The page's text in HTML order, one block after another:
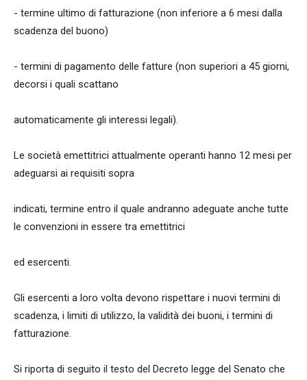
- termine ultimo di fatturazione (non inferiore a 6 mesi dalla
scadenza del buono)
- termini di pagamento delle fatture (non superiori a 45 giorni,
decorsi i quali scattano
automaticamente gli interessi legali).
Le società emettitrici attualmente operanti hanno 12 mesi per
adeguarsi ai requisiti sopra
indicati, termine entro il quale andranno adeguate anche tutte
le convenzioni in essere tra emettitrici
ed esercenti.
Gli esercenti a loro volta devono rispettare i nuovi termini di
scadenza, i limiti di utilizzo, la validità dei buoni, i termini di
fatturazione.
Si riporta di seguito il testo del Decreto legge del Senato che